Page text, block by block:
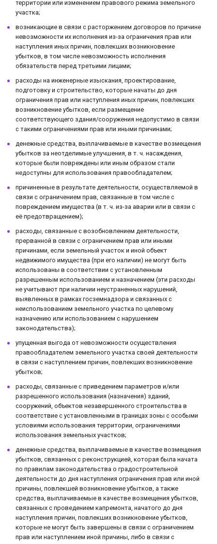
территории или изменением правового режима земельного
участка;
возникающие в связи с расторжением договоров по причине
невозможности их исполнения из-за ограничения прав или
наступления иных причин, повлекших возникновение
убытков, в том числе невозможность исполнения
обязательств перед третьими лицами;
расходы на инженерные изыскания, проектирование,
подготовку и строительство, которые начаты до дня
ограничения прав или наступления иных причин, повлекших
возникновение убытков, если размещение
соответствующего здания/сооружения недопустимо в связи
с такими ограничениями прав или иными причинами;
денежные средства, выплачиваемые в качестве возмещения
убытков за неотделимые улучшения, в т. ч. насаждения,
которые были повреждены или иным образом стали
недоступны для использования правообладателем;
причиненные в результате деятельности, осуществляемой в
связи с ограничением прав, связанные в том числе с
повреждением имущества (в т. ч. из-за аварии или в связи с
её предотвращением);
расходы, связанные с возобновлением деятельности,
прерванной в связи с ограничением прав или иными
причинами, если земельный участок и иной объект
недвижимого имущества (при его наличии) не могут быть
использованы в соответствии с установленным
разрешенным использованием и назначением (эти расходы
не учитывают при наличии неустраненных нарушений,
выявленных в рамках госземнадзора и связанных с
неиспользованием земельного участка по целевому
назначению или использованием с нарушением
законодательства);
упущенная выгода от невозможности осуществления
правообладателем земельного участка своей деятельности
в связи с наступлением причин, повлекших возникновение
убытков;
расходы, связанные с приведением параметров и/или
разрешенного использования (назначения) зданий,
сооружений, объектов незавершенного строительства в
соответствие с установленными в границах зоны с особыми
условиями использования территории, ограничениями
использования земельных участков;
денежные средства, выплачиваемые в качестве возмещения
убытков, связанных с реконструкцией, которая была начата
по правилам законодательства о градостроительной
деятельности до дня наступления ограничения прав или иной
причины, повлекшей возникновение убытков, а также
средства, выплачиваемые в качестве возмещения убытков,
связанных с проведением капремонта, начатого до дня
наступления причин, повлекших возникновение убытков,
которые не могут быть завершены в связи с ограничением
прав или наступлением иной причины, либо в связи с